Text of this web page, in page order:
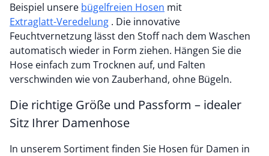
Beispiel unsere bügelfreien Hosen mit
Extraglatt-Veredelung . Die innovative
Feuchtvernetzung lässt den Stoff nach dem Waschen
automatisch wieder in Form ziehen. Hängen Sie die
Hose einfach zum Trocknen auf, und Falten
verschwinden wie von Zauberhand, ohne Bügeln.
Die richtige Größe und Passform – idealer
Sitz Ihrer Damenhose
In unserem Sortiment finden Sie Hosen für Damen in